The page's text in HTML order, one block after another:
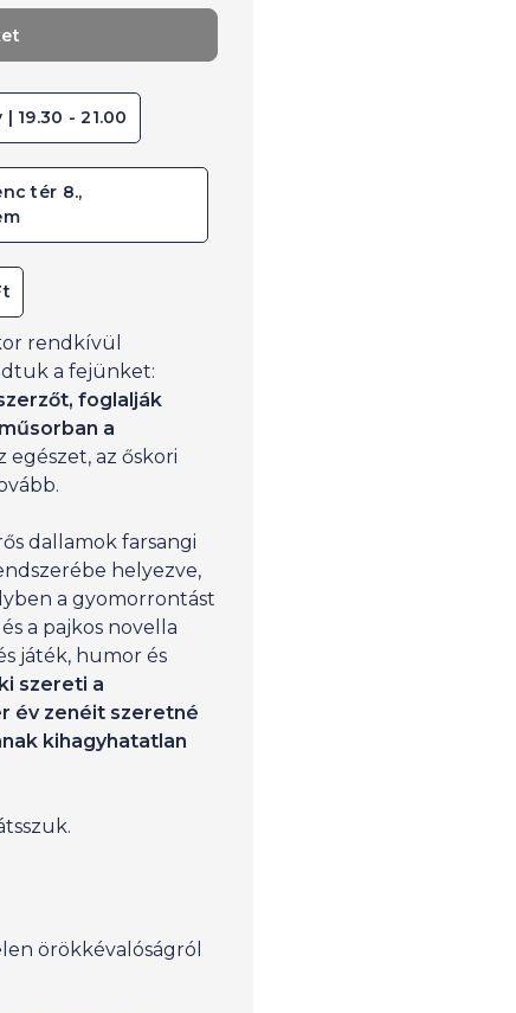
19.30 - 21.00
tér 8.,
rendkívül
a fejünket:
foglalják
a
egészet, az őskori
dallamok farsangi
helyezve,
a gyomorrontást
a pajkos novella
játék, humor és
szereti a
év zenéit szeretné
kihagyhatatlan
örökkévalóságról